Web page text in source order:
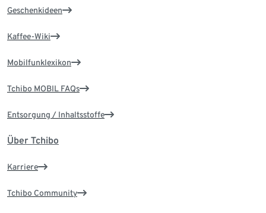
Geschenkideen
Kaffee-Wiki
Mobilfunklexikon
Tchibo MOBIL FAQs
Entsorgung / Inhaltsstoffe
Über Tchibo
Karriere
Tchibo Community